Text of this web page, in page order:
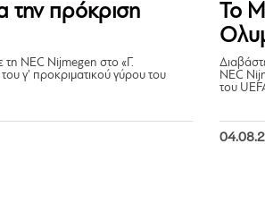
την πρόκριση
NEC Nijmegen στο «Γ.
γ’ προκριματικού γύρου του
Το
NEC
του